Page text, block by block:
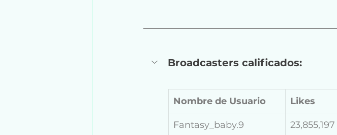
Broadcasters calificados:
Nombre de Usuario Likes
Fantasy_baby.9 23,855,197